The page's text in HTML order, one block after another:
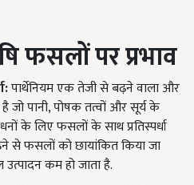
फसलों पर प्रभाव
पार्थेनियम एक तेजी से बढ़ने वाला और
है जो पानी, पोषक तत्वों और सूर्य के
के लिए फसलों के साथ प्रतिस्पर्धा
से फसलों को छायांकित किया जा
कम हो जाता है.